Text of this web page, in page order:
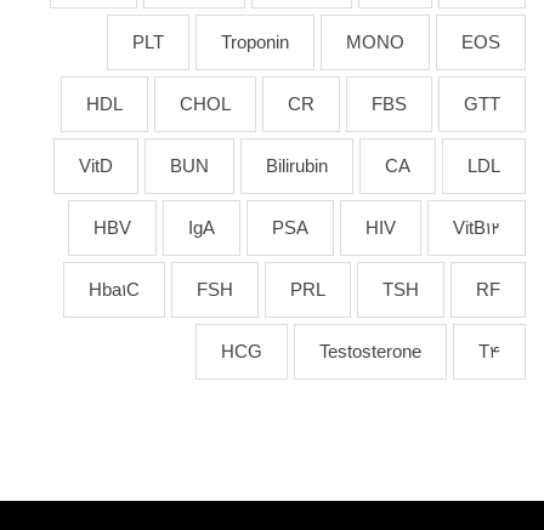
EOS
MONO
Troponin
PLT
GTT
FBS
CR
CHOL
HDL
LDL
CA
Bilirubin
BUN
VitD
VitB12
HIV
PSA
IgA
HBV
RF
TSH
PRL
FSH
Hba1C
T4
Testosterone
HCG